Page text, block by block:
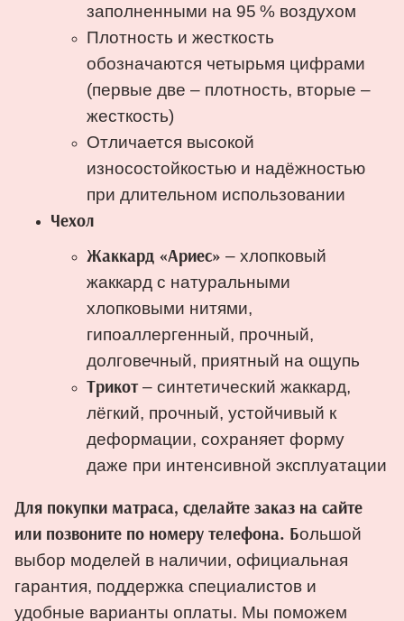
заполненными на 95 % воздухом
Плотность и жесткость
обозначаются четырьмя цифрами
(первые две – плотность, вторые –
жесткость)
Отличается высокой
износостойкостью и надёжностью
при длительном использовании
Чехол
Жаккард «Ариес» – хлопковый
жаккард с натуральными
хлопковыми нитями,
гипоаллергенный, прочный,
долговечный, приятный на ощупь
Трикот– синтетический жаккард,
лёгкий, прочный, устойчивый к
деформации, сохраняет форму
даже при интенсивной эксплуатации
Для покупки матраса, сделайте заказ на сайте
или позвоните по номеру телефона. Большой
выбор моделей в наличии, официальная
гарантия, поддержка специалистов и
удобные варианты оплаты. Мы поможем